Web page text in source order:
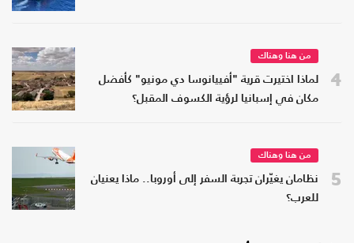
4
من هنا وهناك
لماذا اختيرت قرية "أفييانوسا دي مونيو" كأفضل
مكان في إسبانيا لرؤية الكسوف المقبل؟
5
من هنا وهناك
نظامان يغيّران تجربة السفر إلى أوروبا.. ماذا يعنيان
للعرب؟